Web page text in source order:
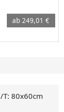
ab 249,01 €
T: 80x60cm